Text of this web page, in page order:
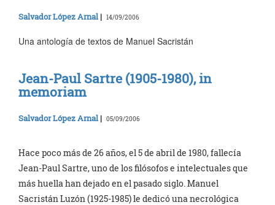
Salvador López Arnal| 14/09/2006
Una antología de textos de Manuel Sacristán
Jean-Paul Sartre (1905-1980), in
memoriam
Salvador López Arnal | 05/09/2006
Hace poco más de 26 años, el 5 de abril de 1980, fallecía
Jean-Paul Sartre, uno de los filósofos e intelectuales que
más huella han dejado en el pasado siglo. Manuel
Sacristán Luzón (1925-1985) le dedicó una necrológica